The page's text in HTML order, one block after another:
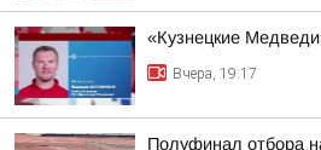
«Кузнецкие
Вчера, 19:17
Полуфинал отбора